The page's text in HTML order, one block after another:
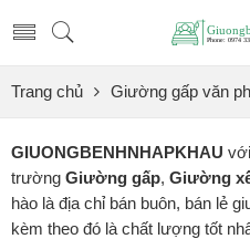
Trang chủ Giường gấp văn
GIUONGBENHNHAPKHAU
trường Giường gấp, Giường
hào là địa chỉ bán buôn, bán lẻ
kèm theo đó là chất lượng tốt